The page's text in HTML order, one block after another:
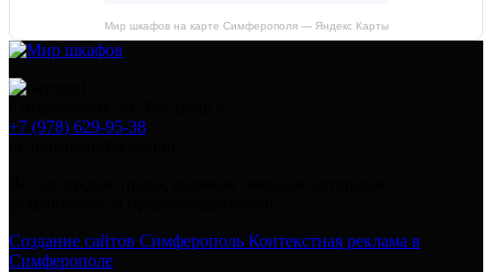
Мир шкафов на карте Симферополя — Яндекс Карты
+7 (978) 629-95-38
Создание сайтов Симферополь Контекстная реклама в
Симферополе